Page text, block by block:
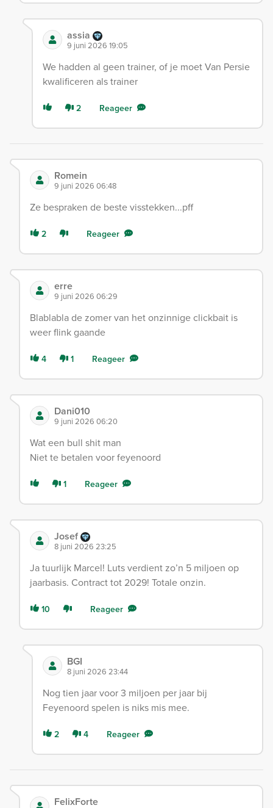
assia
9 juni 2026 19:05
We hadden al geen trainer, of je moet Van Persie
kwalificeren als trainer
2 Reageer
Romein
9 juni 2026 06:48
Ze bespraken de beste visstekken...pff
2 Reageer
erre
9 juni 2026 06:29
Blablabla de zomer van het onzinnige clickbait is
weer flink gaande
4 1 Reageer
Dani010
9 juni 2026 06:20
Wat een bull shit man
Niet te betalen voor feyenoord
1 Reageer
Josef
8 juni 2026 23:25
Ja tuurlijk Marcel! Luts verdient zo’n 5 miljoen op
jaarbasis. Contract tot 2029! Totale onzin.
10 Reageer
BGI
8 juni 2026 23:44
Nog tien jaar voor 3 miljoen per jaar bij
Feyenoord spelen is niks mis mee.
2 4 Reageer
FelixForte